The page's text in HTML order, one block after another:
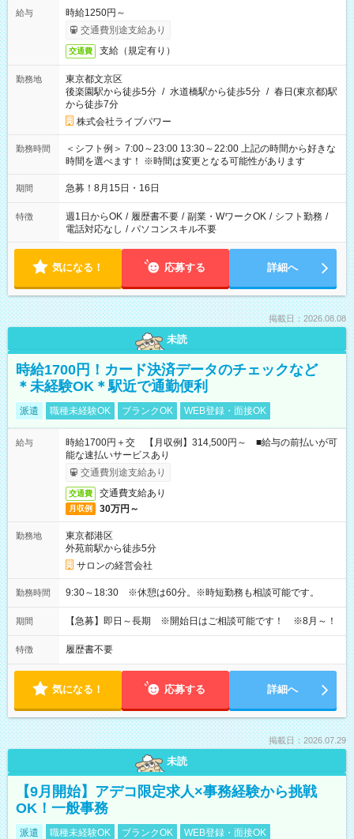
給与
時給1250円～
交通費別途支給あり
交通費 支給（規定有り）
勤務地
東京都文京区
後楽園駅から徒歩5分 / 水道橋駅から徒歩5分 / 春日(東京都)駅
から徒歩7分
株式会社ライブパワー
勤務時間
＜シフト例＞ 7:00～23:00 13:30～22:00 上記の時間から好きな
時間を選べます！ ※時間は変更となる可能性があります
期間 急募！8月15日・16日
特徴 週1日からOK / 履歴書不要 / 副業・WワークOK / シフト勤務 /
電話対応なし / パソコンスキル不要
気になる！ 応募する 詳細へ
掲載日：2026.08.08
未読
時給1700円！カード決済データのチェックなど
＊未経験OK＊駅近で通勤便利
派遣 職種未経験OK ブランクOK WEB登録・面接OK
給与
時給1700円＋交 【月収例】314,500円～ ■給与の前払いが可
能な速払いサービスあり
交通費別途支給あり
交通費 交通費支給あり
月収例 30万円～
勤務地
東京都港区
外苑前駅から徒歩5分
サロンの経営会社
勤務時間 9:30～18:30 ※休憩は60分。※時短勤務も相談可能です。
期間 【急募】即日～長期 ※開始日はご相談可能です！ ※8月～！
特徴 履歴書不要
気になる！ 応募する 詳細へ
掲載日：2026.07.29
未読
【9月開始】アデコ限定求人×事務経験から挑戦
OK！一般事務
派遣 職種未経験OK ブランクOK WEB登録・面接OK